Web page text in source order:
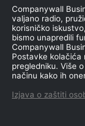
Companywall
valjano radio,
korisničko
bismo unapredili
Companywall
Postavke kolačića
pregledniku. Više
načinu kako ih
Izjava o zaštiti